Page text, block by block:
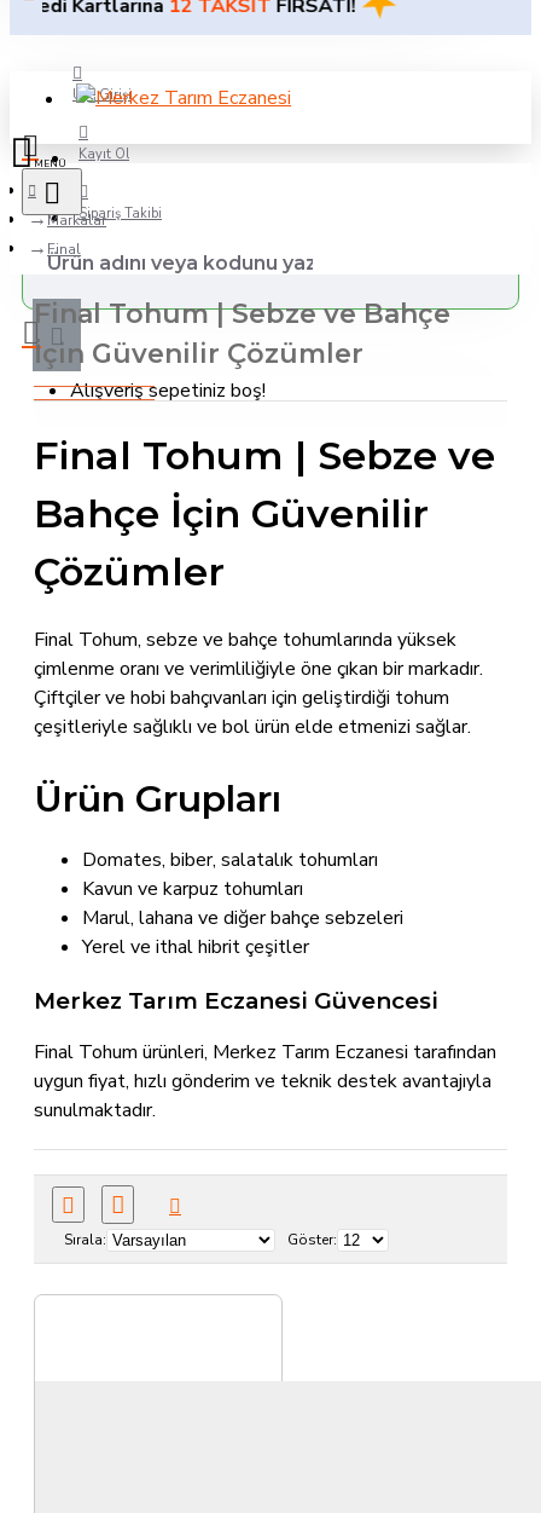
Kartlarına12 TAKSİTFIRSATI!
Üye Girişi
Kayıt Ol
Sipariş Takibi
Alışveriş sepetiniz boş!
Markalar
Final
Final Tohum | Sebze ve Bahçe
İçin Güvenilir Çözümler
Final Tohum | Sebze ve
Bahçe İçin Güvenilir
Çözümler
Final Tohum, sebze ve bahçe tohumlarında yüksek
çimlenme oranı ve verimliliğiyle öne çıkan bir markadır.
Çiftçiler ve hobi bahçıvanları için geliştirdiği tohum
çeşitleriyle sağlıklı ve bol ürün elde etmenizi sağlar.
Ürün Grupları
Domates, biber, salatalık tohumları
Kavun ve karpuz tohumları
Marul, lahana ve diğer bahçe sebzeleri
Yerel ve ithal hibrit çeşitler
Merkez Tarım Eczanesi Güvencesi
Final Tohum ürünleri, Merkez Tarım Eczanesi tarafından
uygun fiyat, hızlı gönderim ve teknik destek avantajıyla
sunulmaktadır.
Sırala: Göster: